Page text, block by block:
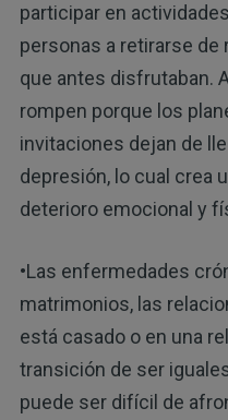
participar en
personas a retirarse
que antes disfrutaban.
rompen porque los
invitaciones dejan de
depresión, lo cual crea
deterioro emocional y
•Las enfermedades
matrimonios, las
está casado o en una
transición de ser
puede ser difícil de